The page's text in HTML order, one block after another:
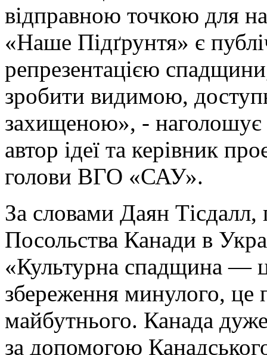
відправною точкою для
«Наше Підґрунтя» є
репрезентацією
зробити видимою,
захищеною», -
автор ідеї та керівник
голови ВГО «САУ».
За словами Даян Тісдалл,
Посольства Канади в
«Культурна спадщина —
збереження минулого,
майбутнього. Канада
за допомогою